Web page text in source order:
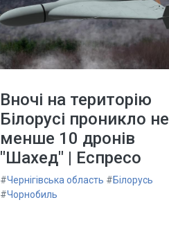
Вночі на територію
Білорусі проникло не
менше 10 дронів
"Шахед" | Еспресо
#Чернігівська область #Білорусь
#Чорнобиль